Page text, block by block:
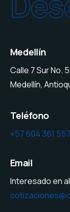
Medellín
Calle 7 Sur No.
Medellín,
Teléfono
+57 604 361
Email
Interesado en